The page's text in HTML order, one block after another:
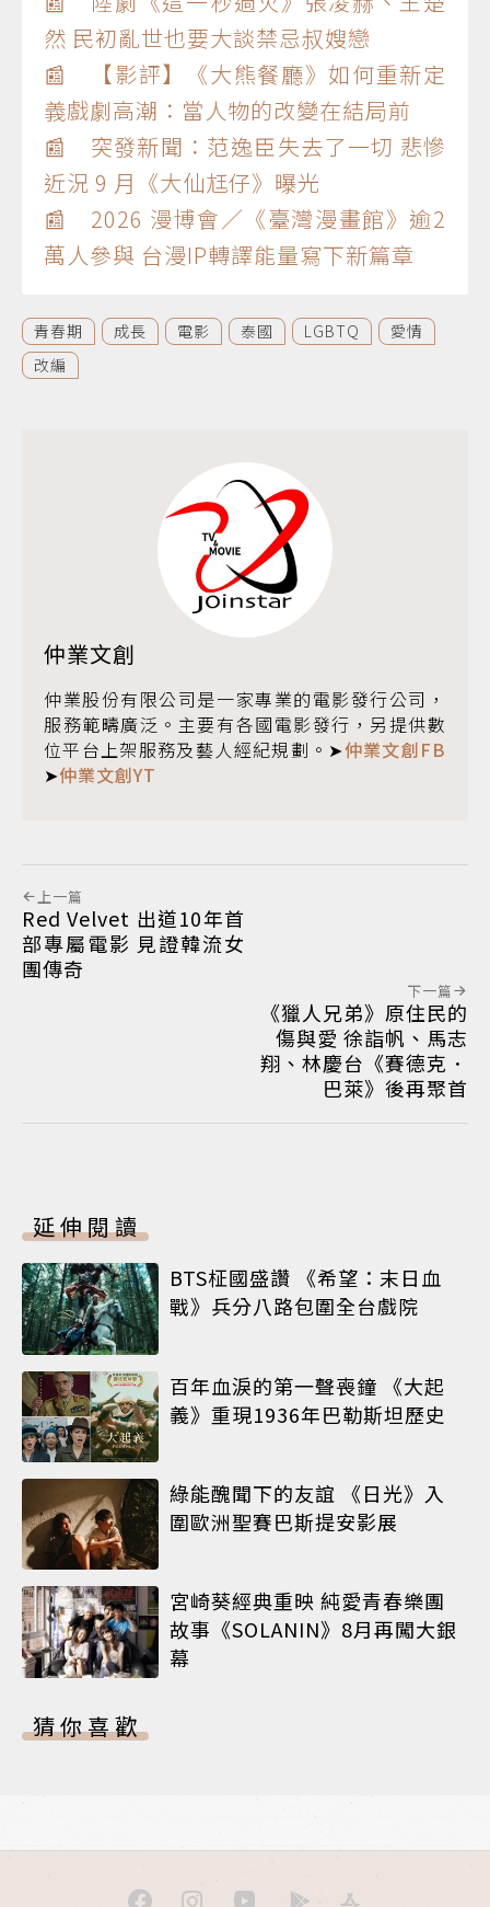
然 民初亂世也要大談禁忌叔嫂戀
📰 【影評】《大熊餐廳》如何重新定
義戲劇高潮：當人物的改變在結局前
📰 突發新聞：范逸臣失去了一切 悲慘
近況 9 月《大仙尪仔》曝光
📰 2026 漫博會／《臺灣漫畫館》逾2
萬人參與 台漫IP轉譯能量寫下新篇章
青春期 成長 電影 泰國 LGBTQ
愛情
改編
仲業文創
仲業股份有限公司是一家專業的電影發行公司，
服務範疇廣泛。主要有各國電影發行，另提供數
位平台上架服務及藝人經紀規劃。➤仲業文創FB
➤仲業文創YT
上一篇
Red Velvet 出道10年首
部專屬電影 見證韓流女
團傳奇
下一篇
《獵人兄弟》原住民的
傷與愛 徐詣帆、馬志
翔、林慶台《賽德克．
巴萊》後再聚首
延伸閱讀
BTS柾國盛讚 《希望：末日血
戰》兵分八路包圍全台戲院
百年血淚的第一聲喪鐘 《大起
義》重現1936年巴勒斯坦歷史
綠能醜聞下的友誼 《日光》入
圍歐洲聖賽巴斯提安影展
宮崎葵經典重映 純愛青春樂團
故事《SOLANIN》8月再闖大銀
幕
猜你喜歡